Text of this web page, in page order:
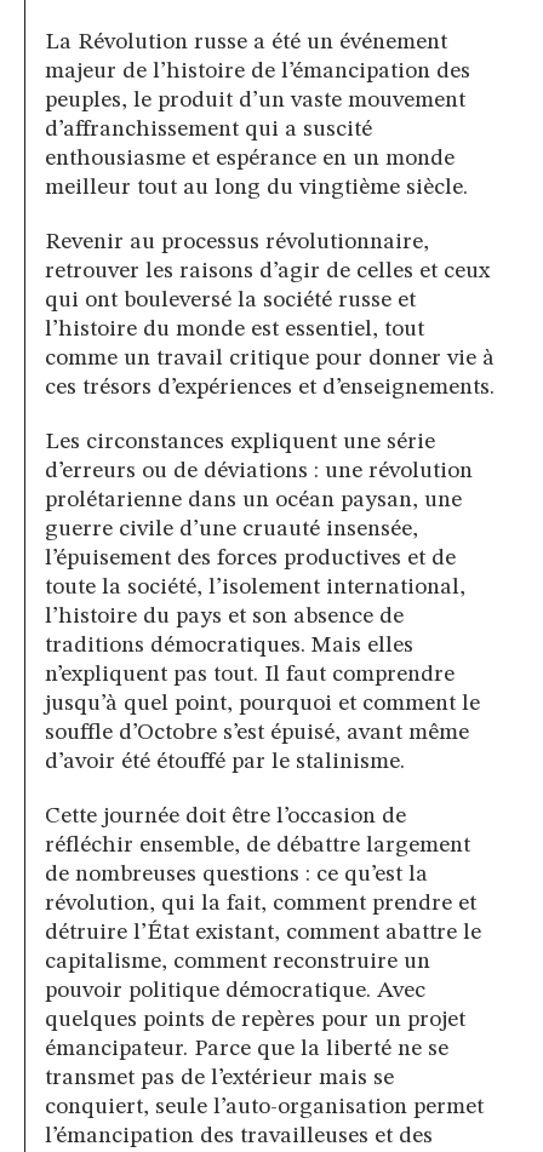
La Révolution russe a été un événement
majeur de l’histoire de l’émancipation des
peuples, le produit d’un vaste mouvement
d’affranchissement qui a suscité
enthousiasme et espérance en un monde
meilleur tout au long du vingtième siècle.
Revenir au processus révolutionnaire,
retrouver les raisons d’agir de celles et ceux
qui ont bouleversé la société russe et
l’histoire du monde est essentiel, tout
comme un travail critique pour donner vie à
ces trésors d’expériences et d’enseignements.
Les circonstances expliquent une série
d’erreurs ou de déviations : une révolution
prolétarienne dans un océan paysan, une
guerre civile d’une cruauté insensée,
l’épuisement des forces productives et de
toute la société, l’isolement international,
l’histoire du pays et son absence de
traditions démocratiques. Mais elles
n’expliquent pas tout. Il faut comprendre
jusqu’à quel point, pourquoi et comment le
souffle d’Octobre s’est épuisé, avant même
d’avoir été étouffé par le stalinisme.
Cette journée doit être l’occasion de
réfléchir ensemble, de débattre largement
de nombreuses questions : ce qu’est la
révolution, qui la fait, comment prendre et
détruire l’État existant, comment abattre le
capitalisme, comment reconstruire un
pouvoir politique démocratique. Avec
quelques points de repères pour un projet
émancipateur. Parce que la liberté ne se
transmet pas de l’extérieur mais se
conquiert, seule l’auto-organisation permet
l’émancipation des travailleuses et des